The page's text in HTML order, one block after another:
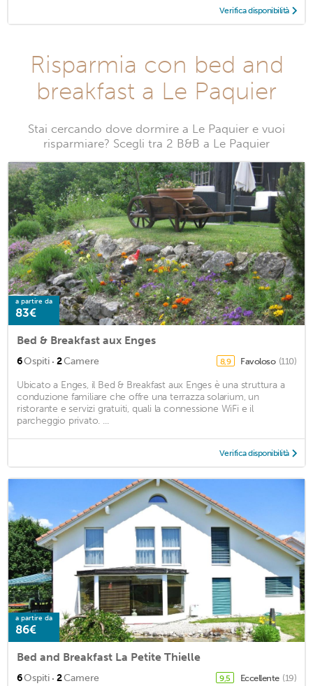
Verifica disponibilità
Risparmia con bed and
breakfast a Le Paquier
Stai cercando dove dormire a Le Paquier e vuoi
risparmiare? Scegli tra 2 B&B a Le Paquier
a partire da
83€
Bed & Breakfast aux Enges
6Ospiti · 2Camere 8,9 Favoloso (110)
Ubicato a Enges, il Bed & Breakfast aux Enges è una struttura a
conduzione familiare che offre una terrazza solarium, un
ristorante e servizi gratuiti, quali la connessione WiFi e il
parcheggio privato. ...
Verifica disponibilità
a partire da
86€
Bed and Breakfast La Petite Thielle
6Ospiti · 2Camere 9,5 Eccellente (19)